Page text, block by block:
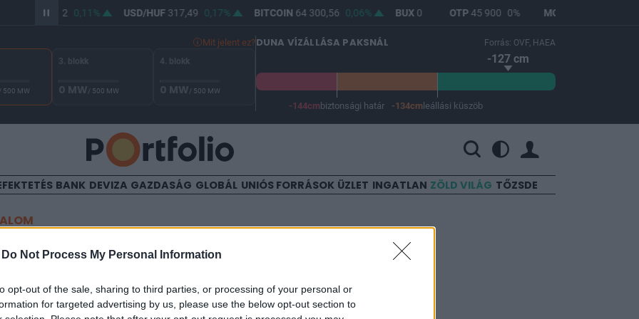
Do Not Process My Personal Information
opt-out of the sale, sharing to third parties, or processing of your personal or
for targeted advertising by us, please use the below opt-out section to
365,82 0,11% USD/HUF317,49 0,17% BITCOIN64 300,56 0,06% BUX0 OTP45 900 0% MOL
Mit jelent ez?
/ 500 MW
3. blokk
0 MW/ 500 MW
4. blokk
0 MW/ 500 MW
DUNA VÍZÁLLÁSA PAKSNÁL Forrás: OVF, HAEA
-127 cm
-144cm biztonsági határ -134cm leállási küszöb
BANK DEVIZA GAZDASÁG GLOBÁL UNIÓS FORRÁSOK ÜZLET INGATLAN ZÖLD VILÁG TŐZSDE
- Már a kötvény a menő